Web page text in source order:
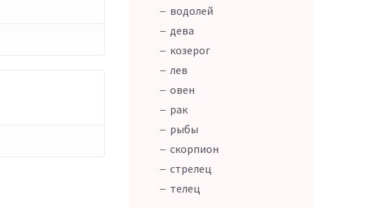
водолей
дева
козерог
лев
овен
рак
рыбы
скорпион
стрелец
телец